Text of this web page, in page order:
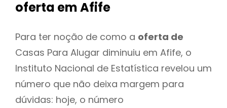
oferta em Afife
Para ter noção de como a oferta de
Casas Para Alugar diminuiu em Afife, o
Instituto Nacional de Estatística revelou um
número que não deixa margem para
dúvidas: hoje, o número